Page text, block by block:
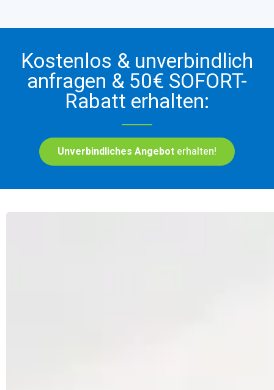
Kostenlos & unverbindlich
anfragen & 50€ SOFORT-
Rabatt erhalten:
Unverbindliches Angebot erhalten!